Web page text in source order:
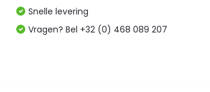
Snelle levering
Vragen? Bel +32 (0) 468 089 207